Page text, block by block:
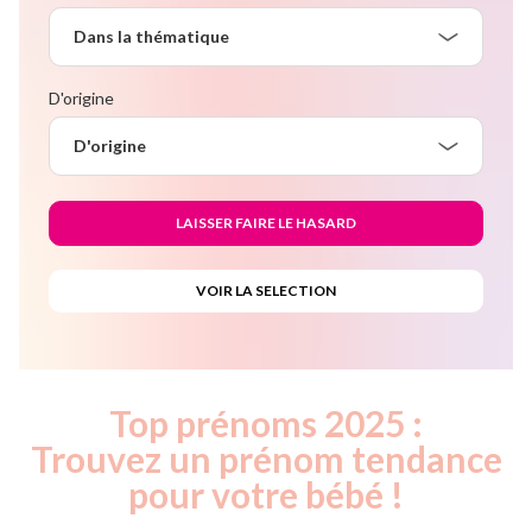
Dans la thématique
D'origine
D'origine
Top prénoms 2025 :
Trouvez un prénom tendance
pour votre bébé !